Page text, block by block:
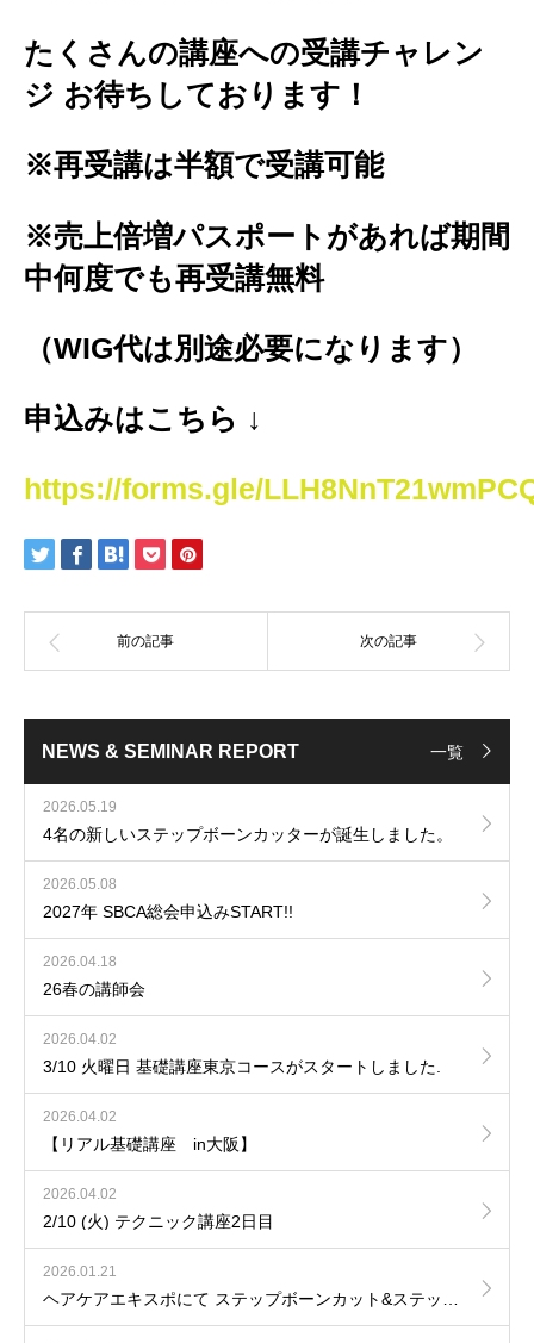
たくさんの講座への受講チャレン
ジ お待ちしております！
※再受講は半額で受講可能
※売上倍増パスポートがあれば期間
中何度でも再受講無料
（WIG代は別途必要になります）
申込みはこちら ↓
https://forms.gle/
NEWS & SEMINAR REPORT 一覧
2026.05.19
4名の新しいステップボーンカッターが誕生しました。
2026.05.08
2027年 SBCA総会申込みSTART!!
2026.04.18
26春の講師会
2026.04.02
3/10 火曜日 基礎講座東京コースがスタートしました.
2026.04.02
【リアル基礎講座 in大阪】
2026.04.02
2/10 (火) テクニック講座2日目
2026.01.21
ヘアケアエキスポにて ステップボーンカット&ステップボーンカットプロダクツの出展を行いました！